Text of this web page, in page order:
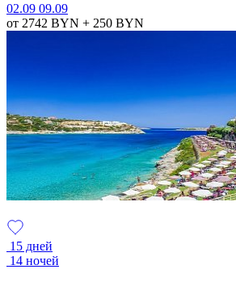
02.09 09.09
от 2742 BYN + 250 BYN
15 дней
14 ночей